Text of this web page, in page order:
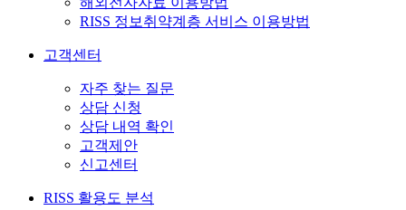
RISS 정보취약계층 서비스 이용방법
고객센터
자주 찾는 질문
상담 신청
상담 내역 확인
고객제안
신고센터
RISS 활용도 분석